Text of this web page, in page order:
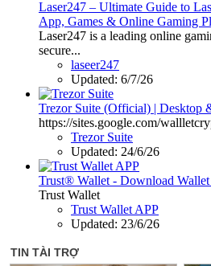
Laser247 – Ultimate Guide to
App, Games & Online Gaming
Laser247 is a leading online
secure...
laseer247
Updated: 6/7/26
Trezor Suite (Official) | Desktop
https://sites.google.com/
Trezor Suite
Updated: 24/6/26
Trust® Wallet - Download
Trust Wallet
Trust Wallet APP
Updated: 23/6/26